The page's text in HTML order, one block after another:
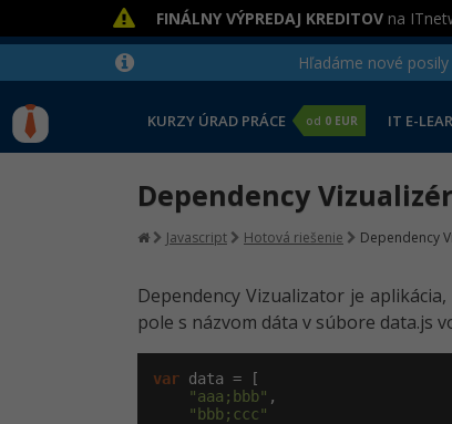
FINÁLNY VÝPREDAJ KREDITOV na
Hľadáme nové
KURZY ÚRAD PRÁCE od 0 EUR IT E-
Dependency Vizualizér
Javascript Hotová riešenie Dependency
Dependency Vizualizator je
pole s názvom dáta v súbore data.js
var data = [
"aaa;bbb" ,
"bbb;ccc"